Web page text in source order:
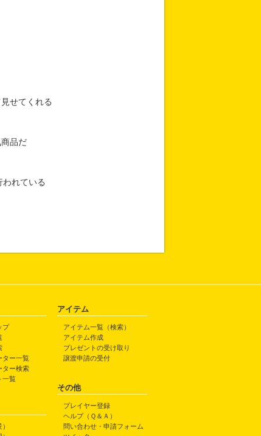
せてくれる
品だ
れている
プ
ター一覧
ター検索
一覧
アイテム
アイテム一覧（検索）
アイテム作成
プレゼントの受け取り
譲渡申請の受付
その他
プレイヤー登録
ヘルプ（Ｑ＆Ａ）
問い合わせ・申請フォーム